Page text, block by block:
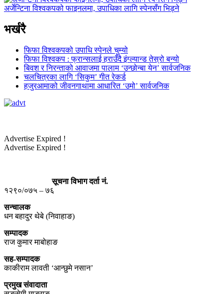
अर्जेन्टिना विश्वकपको फाइनलमा, उपाधिका लागि स्पेनसँग भिड्ने
भर्खरै
फिफा विश्वकपको उपाधि स्पेनले चुम्यो
फिफा विश्वकप : फ्रान्सलाई हराउँदै इंग्ल्यान्ड तेस्रो बन्यो
बिवश र निरन्ताको आवाजमा पालाम ‘उन्छोन्बा येन’ सार्वजनिक
चलचित्रका लागि ‘सिकुम’ गीत रेकर्ड
हजुरआमाको जीवनगाथामा आधारित ‘उमो’ सार्वजनिक
Advertise Expired !
Advertise Expired !
सूचना विभाग दर्ता नं.
१२९०/०७५ – ७६
सन्चालक
धन बहादुर थेबे (निवाहाङ)
सम्पादक
राज कुमार माबोहाङ
सह-सम्पादक
काकीराम लावती ‘आन्छुमे नसान’
प्रमुख संवादाता